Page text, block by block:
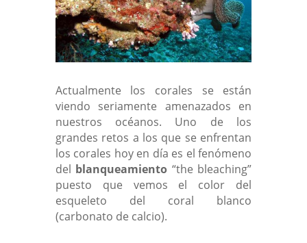
Actualmente los corales se están
viendo seriamente amenazados en
nuestros océanos. Uno de los
grandes retos a los que se enfrentan
los corales hoy en día es el fenómeno
del blanqueamiento “the bleaching”
puesto que vemos el color del
esqueleto del coral blanco
(carbonato de calcio).